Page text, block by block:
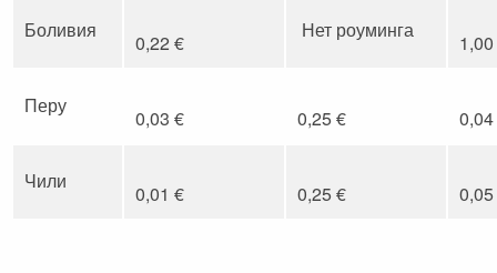
Боливия
0,22 €
Нет роуминга
Перу
0,03 € 0,25 €
Чили
0,01 € 0,25 €